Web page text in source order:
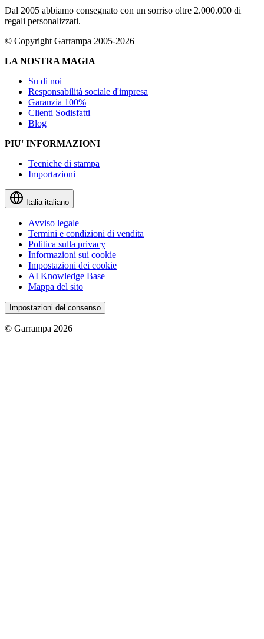
Dal 2005 abbiamo consegnato con un sorriso oltre 2.000.000 di
regali personalizzati.
© Copyright Garrampa 2005-2026
LA NOSTRA MAGIA
Su di noi
Responsabilità sociale d'impresa
Garanzia 100%
Clienti Sodisfatti
Blog
PIU' INFORMAZIONI
Tecniche di stampa
Importazioni
Italia italiano
Avviso legale
Termini e condizioni di vendita
Politica sulla privacy
Informazioni sui cookie
Impostazioni dei cookie
AI Knowledge Base
Mappa del sito
Impostazioni del consenso
© Garrampa 2026